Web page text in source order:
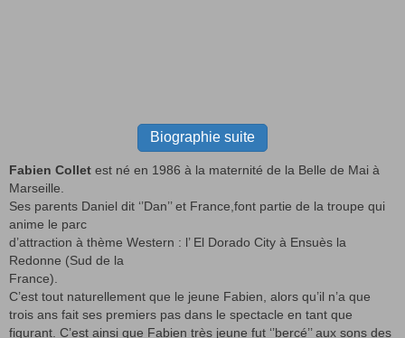
Biographie suite
Fabien Collet est né en 1986 à la maternité de la Belle de Mai à
Marseille.
Ses parents Daniel dit ‘’Dan’’ et France,font partie de la troupe qui
anime le parc
d’attraction à thème Western : l’ El Dorado City à Ensuès la
Redonne (Sud de la
France).
C’est tout naturellement que le jeune Fabien, alors qu’il n’a que
trois ans fait ses premiers pas dans le spectacle en tant que
figurant. C’est ainsi que Fabien très jeune fut ‘’bercé’’ aux sons des